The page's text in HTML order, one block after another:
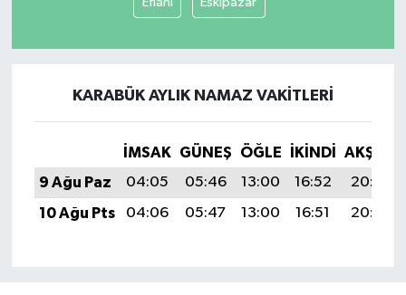
KARABÜK AYLIK NAMAZ VAKITLERI
İMSAK GÜNEŞ ÖĞLE İKINDI
AKŞAM
9 Ağu Paz
04:05 05:46 13:00 16:52
20:05
10 Ağu Pts
04:06 05:47 13:00 16:51 20:03